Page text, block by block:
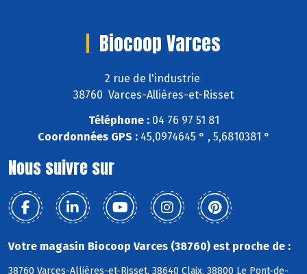
Biocoop Varces
2 rue de l'industrie
38760 Varces-Allières-et-Risset
Téléphone :04 76 97 51 81
Coordonnées GPS :45,0974645 ° , 5,6810381 °
Nous suivre sur
Votre magasin Biocoop Varces (38760) est proche de :
38760 Varces-Allières-et-Risset, 38640 Claix, 38800 Le Pont-de-